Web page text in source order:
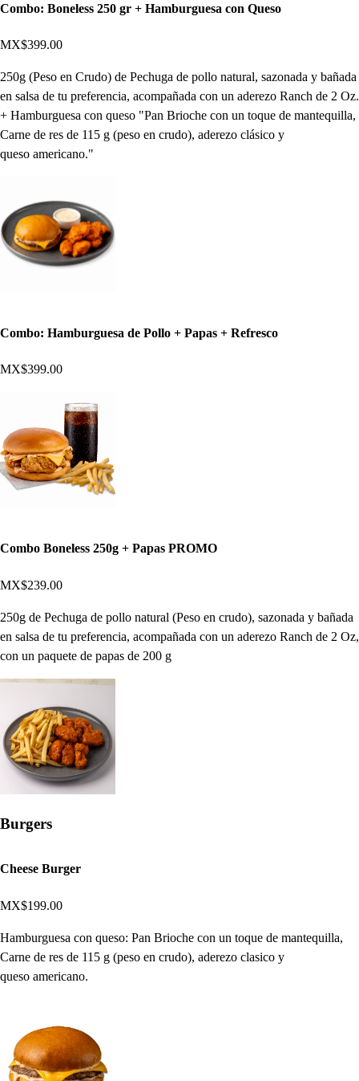
Combo: Boneless 250 gr + Hamburguesa con Queso
MX$399.00
250g (Peso en Crudo) de Pechuga de pollo natural, sazonada y bañada
en salsa de tu preferencia, acompañada con un aderezo Ranch de 2 Oz.
+ Hamburguesa con queso "Pan Brioche con un toque de mantequilla,
Carne de res de 115 g (peso en crudo), aderezo clásico y
queso americano."
Combo: Hamburguesa de Pollo + Papas + Refresco
MX$399.00
Combo Boneless 250g + Papas PROMO
MX$239.00
250g de Pechuga de pollo natural (Peso en crudo), sazonada y bañada
en salsa de tu preferencia, acompañada con un aderezo Ranch de 2 Oz,
con un paquete de papas de 200 g
Burgers
Cheese Burger
MX$199.00
Hamburguesa con queso: Pan Brioche con un toque de mantequilla,
Carne de res de 115 g (peso en crudo), aderezo clasico y
queso americano.